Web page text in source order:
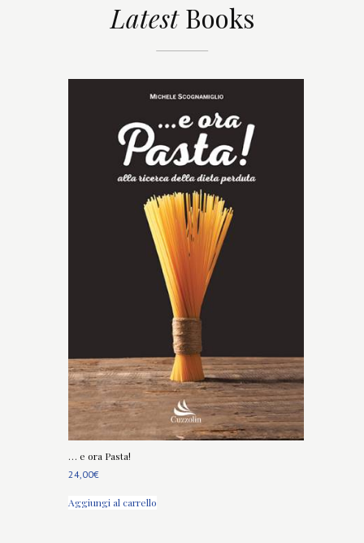
LatestBooks
… e ora Pasta!
24,00€
Aggiungi al carrello